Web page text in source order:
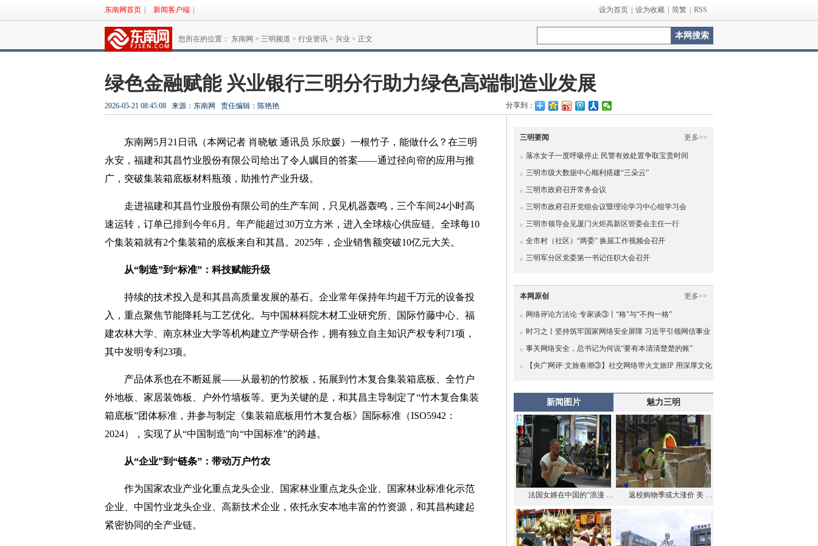
东南网首页 新闻客户端 设为首页 设为收藏 简繁 RSS
您所在的位置： 东南网 > 三明频道 > 行业资讯 > 兴业 > 正文
绿色金融赋能 兴业银行三明分行助力绿色高端制造业发展
2026-05-21 08:45:08 来源：东南网 责任编辑：陈艳艳 分享到：
东南网5月21日讯（本网记者 肖晓敏 通讯员 乐欣媛）一根竹子，能做什么？在三明
永安，福建和其昌竹业股份有限公司给出了令人瞩目的答案——通过径向帘的应用与推
广，突破集装箱底板材料瓶颈，助推竹产业升级。
走进福建和其昌竹业股份有限公司的生产车间，只见机器轰鸣，三个车间24小时高
速运转，订单已排到今年6月。年产能超过30万立方米，进入全球核心供应链。全球每10
个集装箱就有2个集装箱的底板来自和其昌。2025年，企业销售额突破10亿元大关。
从“制造”到“标准”：科技赋能升级
持续的技术投入是和其昌高质量发展的基石。企业常年保持年均超千万元的设备投
入，重点聚焦节能降耗与工艺优化。与中国林科院木材工业研究所、国际竹藤中心、福
建农林大学、南京林业大学等机构建立产学研合作，拥有独立自主知识产权专利71项，
其中发明专利23项。
产品体系也在不断延展——从最初的竹胶板，拓展到竹木复合集装箱底板、全竹户
外地板、家居装饰板、户外竹墙板等。更为关键的是，和其昌主导制定了“竹木复合集装
箱底板”团体标准，并参与制定《集装箱底板用竹木复合板》国际标准（ISO5942：
2024），实现了从“中国制造”向“中国标准”的跨越。
从“企业”到“链条”：带动万户竹农
作为国家农业产业化重点龙头企业、国家林业重点龙头企业、国家林业标准化示范
企业、中国竹业龙头企业、高新技术企业，依托永安本地丰富的竹资源，和其昌构建起
紧密协同的全产业链。
更多>>
三明要闻
落水女子一度呼吸停止 民警有效处置争取宝贵时间
三明市级大数据中心顺利搭建“三朵云”
三明市政府召开常务会议
三明市政府召开党组会议暨理论学习中心组学习会
三明市领导会见厦门火炬高新区管委会主任一行
全市村（社区）“两委” 换届工作视频会召开
三明军分区党委第一书记任职大会召开
更多>>
本网原创
网络评论方法论·专家谈③丨“格”与“不拘一格”
时习之丨坚持筑牢国家网络安全屏障 习近平引领网信事业
高质量发展
事关网络安全，总书记为何说“要有本清清楚楚的账”
【央广网评·文旅春潮③】社交网络带火文旅IP 用深厚文化
新闻图片 魅力三明
法国女婿在中国的“浪漫 … 返校购物季或大涨价 美 …